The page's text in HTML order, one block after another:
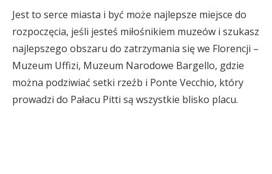
Jest to serce miasta i być może najlepsze miejsce do
rozpoczęcia, jeśli jesteś miłośnikiem muzeów i szukasz
najlepszego obszaru do zatrzymania się we Florencji –
Muzeum Uffizi, Muzeum Narodowe Bargello, gdzie
można podziwiać setki rzeźb i Ponte Vecchio, który
prowadzi do Pałacu Pitti są wszystkie blisko placu.